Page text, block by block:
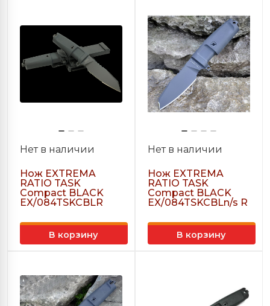
Нет в наличии
Нож EXTREMA
RATIO TASK
Compact BLACK
EX/084TSKCBLR
В корзину
Нет в наличии
Нож EXTREMA
RATIO TASK
Compact BLACK
EX/084TSKCBLn/s R
В корзину